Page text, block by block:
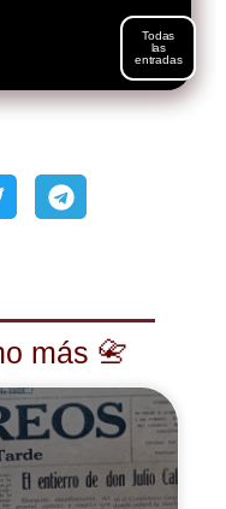
Todas
las
entradas
más 📇